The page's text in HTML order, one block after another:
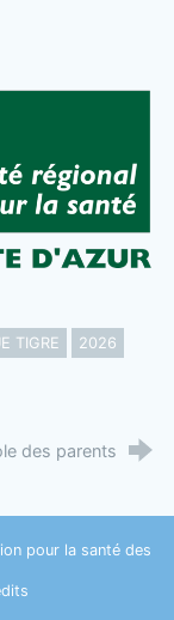
TIGRE 2026
des parents
pour la santé des